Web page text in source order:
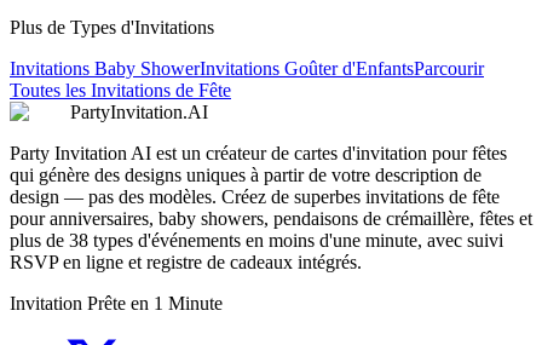
Plus de Types d'Invitations
Invitations Baby ShowerInvitations Goûter d'EnfantsParcourir
Toutes les Invitations de Fête
PartyInvitation.AI
Party Invitation AI est un créateur de cartes d'invitation pour fêtes
qui génère des designs uniques à partir de votre description de
design — pas des modèles. Créez de superbes invitations de fête
pour anniversaires, baby showers, pendaisons de crémaillère, fêtes et
plus de 38 types d'événements en moins d'une minute, avec suivi
RSVP en ligne et registre de cadeaux intégrés.
Invitation Prête en 1 Minute